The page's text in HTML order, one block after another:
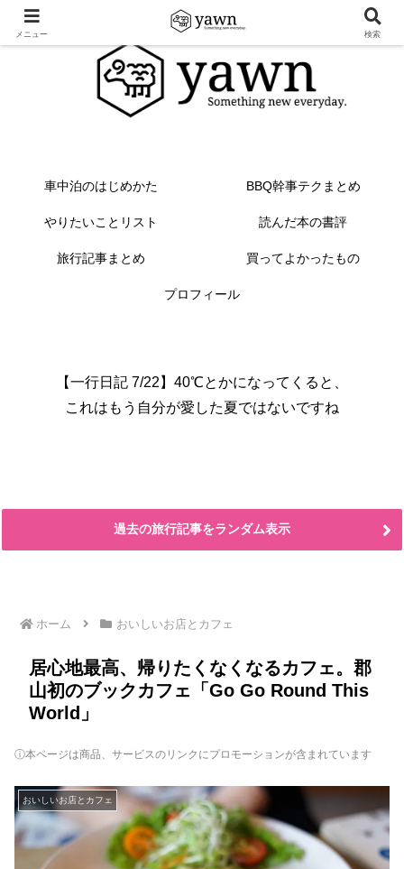
車中泊のはじめかた BBQ幹事テクまとめ
やりたいことリスト 読んだ本の書評
旅行記事まとめ 買ってよかったもの
プロフィール
【一行日記 7/22】40℃とかになってくると、
これはもう自分が愛した夏ではないですね
過去の旅行記事をランダム表示
ホーム おいしいお店とカフェ
居心地最高、帰りたくなくなるカフェ。郡
山初のブックカフェ「Go Go Round This
World」
ⓘ本ページは商品、サービスのリンクにプロモーションが含まれています
おいしいお店とカフェ
メニュー 検索